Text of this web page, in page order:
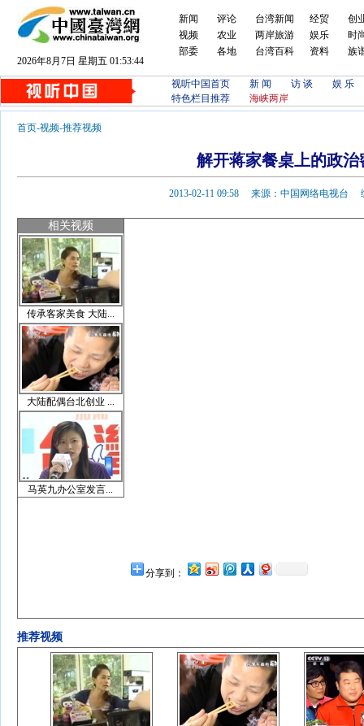
2026年8月7日 星期五 01:53:44
新闻
视频
部委
评论
农业
各地
台湾新闻
两岸旅游
台湾百科
经贸
娱乐
资料
创
时
族
视听中国首页 新 闻 访 谈
娱 乐
特色栏目推荐
海峡两岸
首页-视频-推荐视频
解开蒋家餐桌上的政治
2013-02-11 09:58 来源：中国网络电视台
分享到：
相关视频
传承客家美食 大陆...
大陆配偶台北创业 ...
马英九办公室发言...
推荐视频